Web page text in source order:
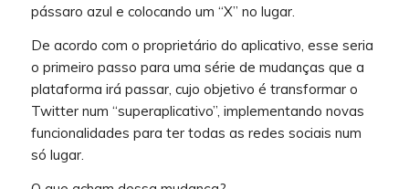
pássaro azul e colocando um “X” no lugar.
De acordo com o proprietário do aplicativo, esse seria
o primeiro passo para uma série de mudanças que a
plataforma irá passar, cujo objetivo é transformar o
Twitter num “superaplicativo”, implementando novas
funcionalidades para ter todas as redes sociais num
só lugar.